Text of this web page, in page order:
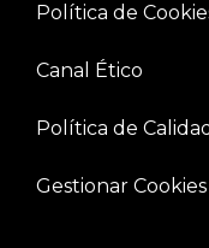
Política de
Canal Ético
Política de Calidad
Gestionar Cookies